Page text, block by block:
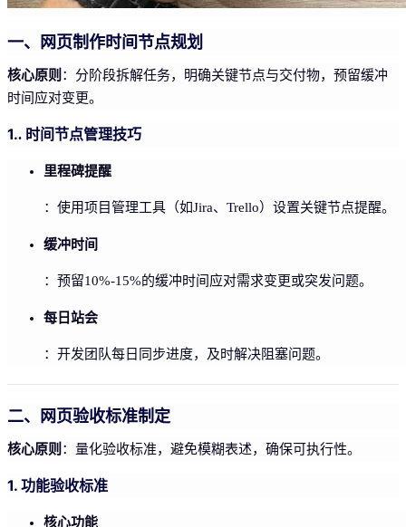
一、网页制作时间节点规划
核心原则 ：分阶段拆解任务，明确关键节点与交付物，预留缓冲
时间应对变更。
1.. 时间节点管理技巧
里程碑提醒
：使用项目管理工具（如Jira、Trello）设置关键节点提醒。
缓冲时间
：预留10%-15%的缓冲时间应对需求变更或突发问题。
每日站会
：开发团队每日同步进度，及时解决阻塞问题。
二、网页验收标准制定
核心原则 ：量化验收标准，避免模糊表述，确保可执行性。
1. 功能验收标准
核心功能